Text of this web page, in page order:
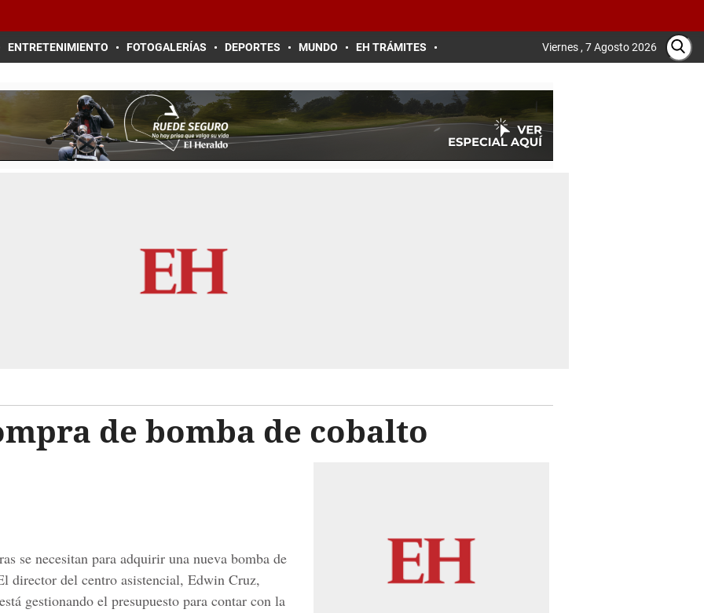
ENTRETENIMIENTO FOTOGALERÍAS DEPORTES MUNDO EH TRÁMITES Viernes , 7 Agosto 2026
de bomba de cobalto
se necesitan para adquirir una nueva bomba de
director del centro asistencial, Edwin Cruz,
gestionando el presupuesto para contar con la